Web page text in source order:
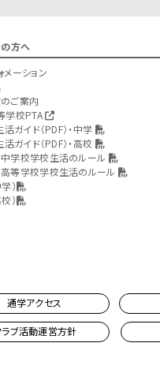
の方へ
メーション
ご案内
学校PTA
ガイド（PDF）・中学
ガイド（PDF）・高校
学校学校生活のルール
等学校学校生活のルール
）
）
通学アクセス
ラブ活動運営方針